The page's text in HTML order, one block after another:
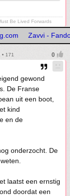
Be Lived Forwards
Zavvi -
171
gewond
De Franse
uit een boot,
kind
en de
onderzocht. De
laatst een ernstig
doordat een